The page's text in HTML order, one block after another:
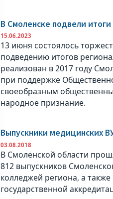
В Смоленске подвели
15.06.2023
13 июня состоялось
подведению итогов
реализован в 2017 году
при поддержке
своеобразным
народное признание.
Выпускники медицинских
03.08.2018
В Смоленской области
812 выпускников
колледжей региона, а
государственной